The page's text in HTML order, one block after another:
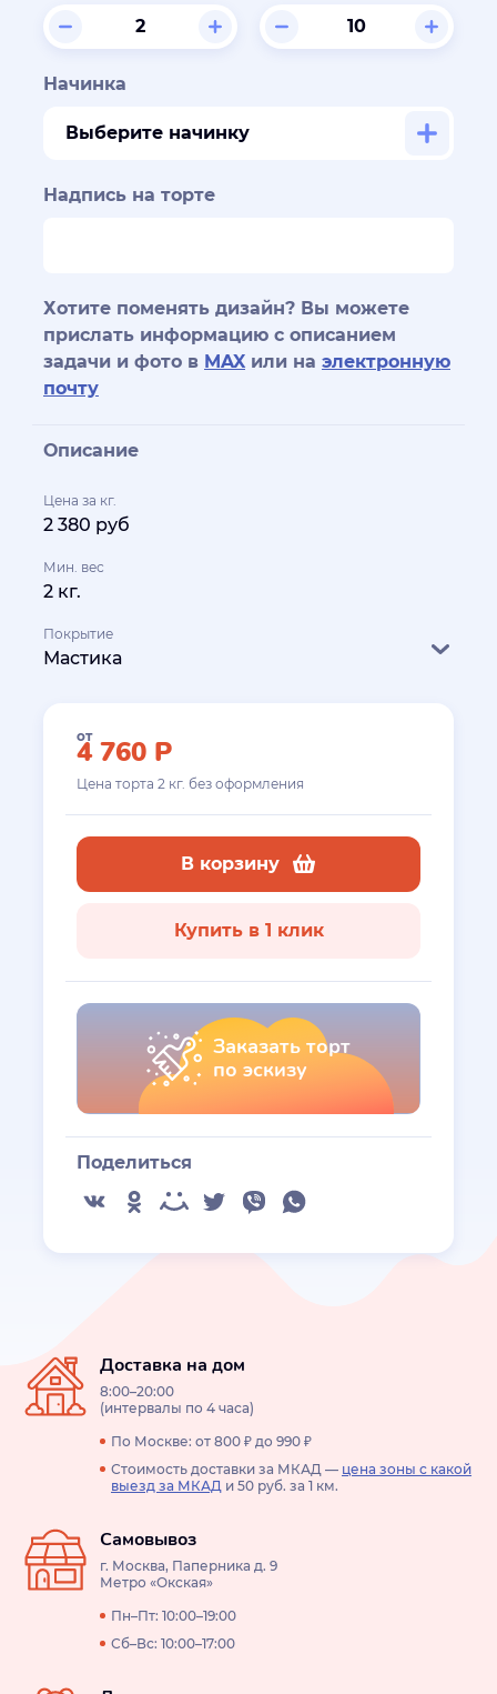
Начинка
Выберите начинку
Надпись на торте
Хотите поменять дизайн? Вы можете
прислать информацию с описанием
задачи и фото в MAX или на электронную
почту
Описание
Цена за кг.
2 380 руб
Мин. вес
2 кг.
Покрытие
Мастика
от
4 760 Р
Цена торта 2 кг. без оформления
В корзину
Купить в 1 клик
Заказать торт
по эскизу
Поделиться
Доставка на дом
8:00–20:00
(интервалы по 4 часа)
По Москве: от 800 ₽ до 990 ₽
Стоимость доставки за МКАД — цена зоны с какой
выезд за МКАД и 50 руб. за 1 км.
Самовывоз
г. Москва, Паперника д. 9
Метро «Окская»
Пн–Пт: 10:00–19:00
Сб–Вс: 10:00–17:00